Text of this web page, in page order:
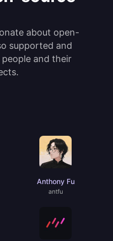
about open-
supported and
and their
Anthony Fu
antfu